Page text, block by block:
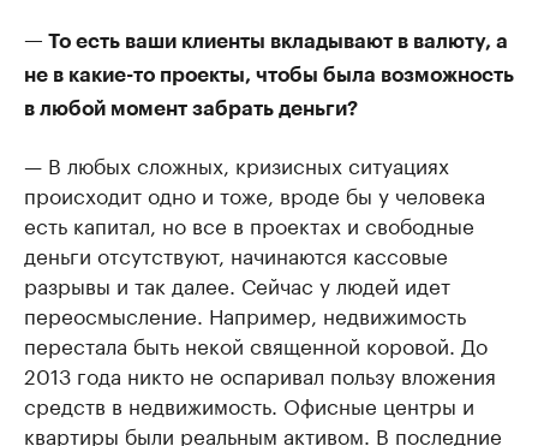
— То есть ваши клиенты вкладывают в валюту, а
не в какие-то проекты, чтобы была возможность
в любой момент забрать деньги?
— В любых сложных, кризисных ситуациях
происходит одно и тоже, вроде бы у человека
есть капитал, но все в проектах и свободные
деньги отсутствуют, начинаются кассовые
разрывы и так далее. Сейчас у людей идет
переосмысление. Например, недвижимость
перестала быть некой священной коровой. До
2013 года никто не оспаривал пользу вложения
средств в недвижимость. Офисные центры и
квартиры были реальным активом. В последние